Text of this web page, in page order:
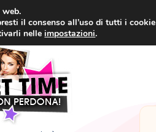
il consenso all’uso di tutti i cookie
nelleimpostazioni.